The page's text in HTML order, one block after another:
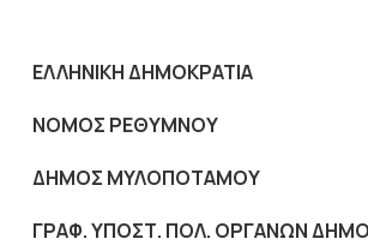
ΕΛΛΗΝΙΚΗ ΔΗΜΟΚΡΑΤΙΑ
NOMOΣ ΡΕΘΥΜΝΟΥ
ΔΗΜΟΣ ΜΥΛΟΠΟΤΑΜΟΥ
ΓΡΑΦ. ΥΠΟΣΤ. ΠΟΛ. ΟΡΓΑΝΩΝ